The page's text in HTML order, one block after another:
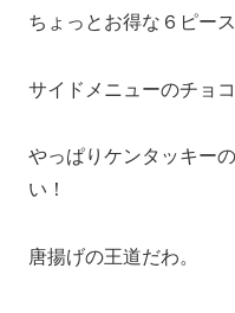
ちょっとお得な６ピース
サイドメニューのチョ
やっぱりケンタッキー
い！
唐揚げの王道だわ。